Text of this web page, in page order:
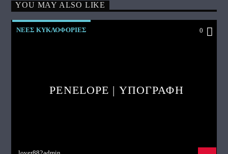
YOU MAY ALSO LIKE
ΝΕΕΣ ΚΥΚΛΟΦΟΡΙΕΣ 0
PENELOPE | ΥΠΟΓΡΑΦΗ